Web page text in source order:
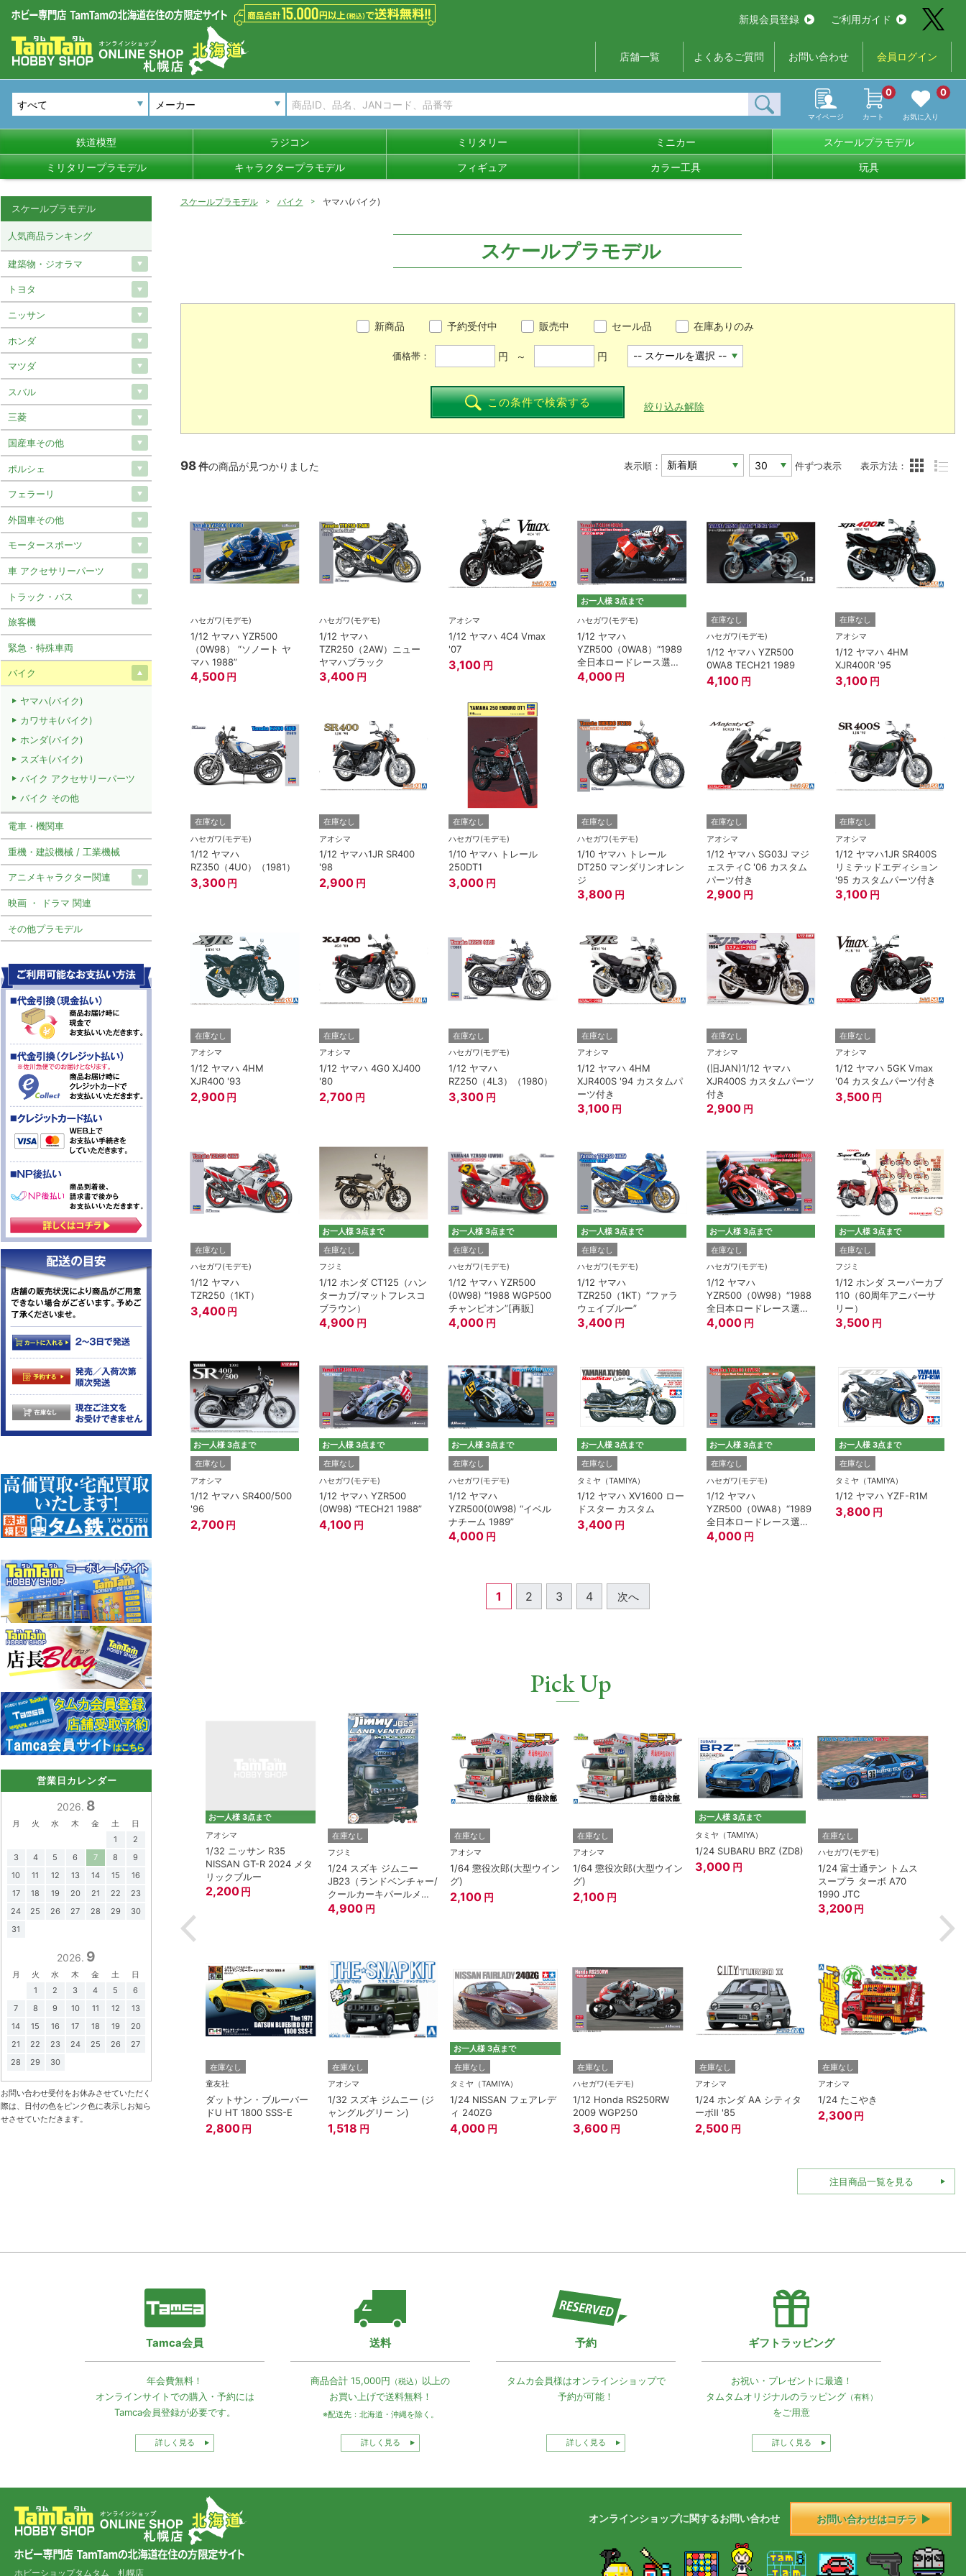
新規会員登録 ご利用ガイド
店舗一覧 よくあるご質問 お問い合わせ 会員ログイン
メーカー
マイページ カート
0
お気に入り
0
鉄道模型 ラジコン ミリタリー ミニカー スケールプラモデル
ミリタリープラモデル キャラクタープラモデル フィギュア カラー工具 玩具
スケールプラモデル バイク ヤマハ(バイク)
スケールプラモデル
新商品 予約受付中 販売中 セール品 在庫ありのみ
価格帯： 円 ～ 円
この条件で検索する 絞り込み解除
98件の商品が見つかりました 表示順： 件ずつ表示 表示方法：
ハセガワ(モデモ)
1/12 ヤマハ YZR500
（0W98） “ソノート ヤ
マハ 1988”
4,500 円
ハセガワ(モデモ)
1/12 ヤマハ
TZR250（2AW）ニュー
ヤマハブラック
3,400 円
アオシマ
1/12 ヤマハ 4C4 Vmax
'07
3,100 円
お一人様 3点まで
ハセガワ(モデモ)
1/12 ヤマハ
YZR500（0WA8）“1989
全日本ロードレース選手
権GP500 チャンピオン”
4,000 円
在庫なし
ハセガワ(モデモ)
1/12 ヤマハ YZR500
0WA8 TECH21 1989
4,100 円
在庫なし
アオシマ
1/12 ヤマハ 4HM
XJR400R '95
3,100 円
在庫なし
ハセガワ(モデモ)
1/12 ヤマハ
RZ350（4U0）（1981）
3,300 円
在庫なし
アオシマ
1/12 ヤマハ1JR SR400
'98
2,900 円
在庫なし
ハセガワ(モデモ)
1/10 ヤマハ トレール
250DT1
3,000 円
在庫なし
ハセガワ(モデモ)
1/10 ヤマハ トレール
DT250 マンダリンオレン
ジ
3,800 円
在庫なし
アオシマ
1/12 ヤマハ SG03J マジ
ェスティC '06 カスタム
パーツ付き
2,900 円
在庫なし
アオシマ
1/12 ヤマハ1JR SR400S
リミテッドエディション
'95 カスタムパーツ付き
3,100 円
在庫なし
アオシマ
1/12 ヤマハ 4HM
XJR400 '93
2,900 円
在庫なし
アオシマ
1/12 ヤマハ 4G0 XJ400
'80
2,700 円
在庫なし
ハセガワ(モデモ)
1/12 ヤマハ
RZ250（4L3）（1980）
3,300 円
在庫なし
アオシマ
1/12 ヤマハ 4HM
XJR400S '94 カスタムパ
ーツ付き
3,100 円
在庫なし
アオシマ
(旧JAN)1/12 ヤマハ
XJR400S カスタムパーツ
付き
2,900 円
在庫なし
アオシマ
1/12 ヤマハ 5GK Vmax
'04 カスタムパーツ付き
3,500 円
在庫なし
ハセガワ(モデモ)
1/12 ヤマハ
TZR250（1KT）
3,400 円
お一人様 3点まで
在庫なし
フジミ
1/12 ホンダ CT125（ハン
ターカブ/マットフレスコ
ブラウン）
4,900 円
お一人様 3点まで
在庫なし
ハセガワ(モデモ)
1/12 ヤマハ YZR500
(0W98) “1988 WGP500
チャンピオン”[再販]
4,000 円
お一人様 3点まで
在庫なし
ハセガワ(モデモ)
1/12 ヤマハ
TZR250（1KT）“ファラ
ウェイブルー”
3,400 円
お一人様 3点まで
在庫なし
ハセガワ(モデモ)
1/12 ヤマハ
YZR500（0W98）“1988
全日本ロードレース選手
権GP500”（UCC）
4,000 円
お一人様 3点まで
在庫なし
フジミ
1/12 ホンダ スーパーカブ
110（60周年アニバーサ
リー）
3,500 円
お一人様 3点まで
在庫なし
アオシマ
1/12 ヤマハ SR400/500
'96
2,700 円
お一人様 3点まで
在庫なし
ハセガワ(モデモ)
1/12 ヤマハ YZR500
(0W98) “TECH21 1988”
4,100 円
お一人様 3点まで
在庫なし
ハセガワ(モデモ)
1/12 ヤマハ
YZR500(0W98) “イベル
ナチーム 1989”
4,000 円
お一人様 3点まで
在庫なし
タミヤ（TAMIYA）
1/12 ヤマハ XV1600 ロー
ドスター カスタム
3,400 円
お一人様 3点まで
在庫なし
ハセガワ(モデモ)
1/12 ヤマハ
YZR500（0WA8）“1989
全日本ロードレース選手
権GP500”（UCC）
4,000 円
お一人様 3点まで
在庫なし
タミヤ（TAMIYA）
1/12 ヤマハ YZF-R1M
3,800 円
1 2 3 4 次へ
Pick Up
モ)
タミヤ（TAMIYA）
1/12 チーム スズキ エク
スター GSX-RR '20
3,800
まで
クス ハコス
アオシマ
1/32 NISSAN GT-R (メテ
オフレークブラックパー
ル)
お一人様 3点まで
アオシマ
1/32 ニッサン R35
NISSAN GT-R 2024 メタ
リックブルー
2,200 円
在庫なし
フジミ
1/24 スズキ ジムニー
JB23（ランドベンチャー/
クールカーキパールメタ
リック）
4,900 円
在庫なし
アオシマ
1/64 懲役次郎(大型ウイン
グ)
2,100 円
在庫なし
アオシマ
1/64 懲役次郎(大型ウイン
グ)
2,100 円
お一人様 3点まで
タミヤ（TAMIYA）
1/24 SUBARU BRZ (ZD8)
3,000 円
在庫なし
ハセガワ(モデモ)
1/24 富士通テン トムス
スープラ ターボ A70
1990 JTC
3,200 円
在庫なし
童友社
ダットサン・ブルーバー
ドU HT 1800 SSS-E
2,800 円
在庫なし
アオシマ
1/32 スズキ ジムニー (ジ
ャングルグリー ン)
1,518 円
お一人様 3点まで
在庫なし
タミヤ（TAMIYA）
1/24 NISSAN フェアレデ
ィ 240ZG
4,000 円
在庫なし
ハセガワ(モデモ)
1/12 Honda RS250RW
2009 WGP250
3,600 円
在庫なし
アオシマ
1/24 ホンダ AA シティタ
ーボⅡ '85
2,500 円
在庫なし
アオシマ
1/24 たこやき
2,300 円
注目商品一覧を見る
スケールプラモデル
人気商品ランキング
建築物・ジオラマ
トヨタ
ニッサン
ホンダ
マツダ
スバル
三菱
国産車その他
ポルシェ
フェラーリ
外国車その他
モータースポーツ
車 アクセサリーパーツ
トラック・バス
旅客機
緊急・特殊車両
バイク
ヤマハ(バイク)
カワサキ(バイク)
ホンダ(バイク)
スズキ(バイク)
バイク アクセサリーパーツ
バイク その他
電車・機関車
重機・建設機械 / 工業機械
アニメキャラクター関連
映画 ・ ドラマ 関連
その他プラモデル
営業日カレンダー
2026. 8
月 火 水 木 金 土
日
1
2
3
4 5 6 7 8
9
10
11 12 13 14 15
16
17
18 19 20 21 22
23
24
25 26 27 28 29
30
31
2026. 9
月 火 水 木 金 土
日
1
2 3 4 5
6
7
8 9 10 11 12
13
14
15 16 17 18 19
20
21
22 23 24 25 26
27
28
29 30
お問い合わせ受付をお休みさせていただく
際は、日付の色をピンク色に表示しお知ら
せさせていただきます。
Tamca会員
年会費無料！
オンラインサイトでの購入・予約には
Tamca会員登録が必要です。
詳しく見る
送料
商品合計 15,000円 （税込） 以上の
お買い上げで送料無料！
※配送先：北海道・沖縄を除く。
詳しく見る
予約
タムカ会員様はオンラインショップで
予約が可能！
詳しく見る
ギフトラッピング
お祝い・プレゼントに最適！
タムタムオリジナルのラッピング（有料）
をご用意
詳しく見る
ホビーショップタムタム 札幌店
オンラインショップに関するお問い合わせ お問い合わせはコチラ